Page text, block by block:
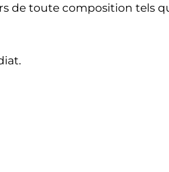
de toute composition tels